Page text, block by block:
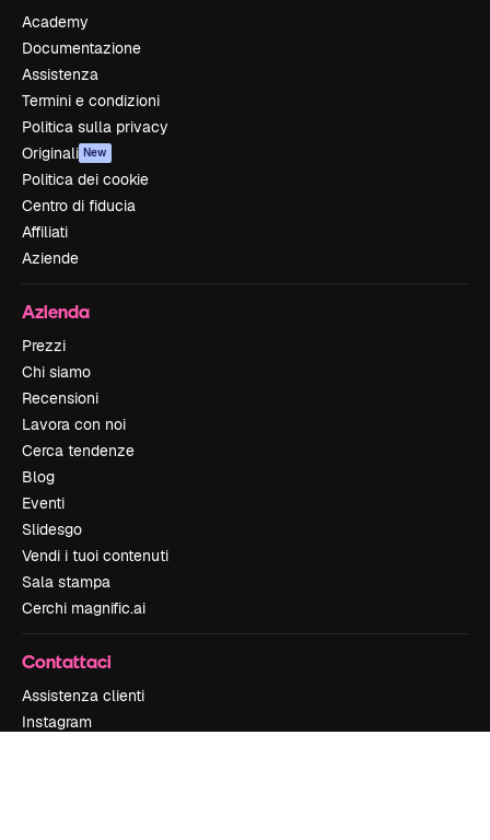
Academy
Documentazione
Assistenza
Termini e condizioni
Politica sulla privacy
Originali New
Politica dei cookie
Centro di fiducia
Affiliati
Aziende
Azienda
Prezzi
Chi siamo
Recensioni
Lavora con noi
Cerca tendenze
Blog
Eventi
Slidesgo
Vendi i tuoi contenuti
Sala stampa
Cerchi magnific.ai
Contattaci
Assistenza clienti
Instagram